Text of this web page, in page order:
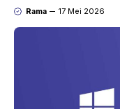
Rama 17 Mei 2026